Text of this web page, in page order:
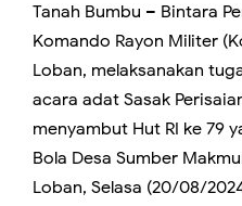
Tanah Bumbu – Bintara
Komando Rayon Militer
Loban, melaksanakan
acara adat Sasak
menyambut Hut RI ke 79
Bola Desa Sumber
Loban, Selasa (20/08/